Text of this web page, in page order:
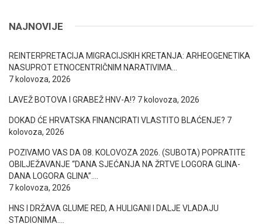
NAJNOVIJE
REINTERPRETACIJA MIGRACIJSKIH KRETANJA: ARHEOGENETIKA
NASUPROT ETNOCENTRIČNIM NARATIVIMA…
7 kolovoza, 2026
LAVEŽ BOTOVA I GRABEŽ HNV-A!? 7 kolovoza, 2026
DOKAD ĆE HRVATSKA FINANCIRATI VLASTITO BLAĆENJE? 7
kolovoza, 2026
POZIVAMO VAS DA 08. KOLOVOZA 2026. (SUBOTA) POPRATITE
OBILJEŽAVANJE “DANA SJEĆANJA NA ŽRTVE LOGORA GLINA-
DANA LOGORA GLINA”….
7 kolovoza, 2026
HNS I DRŽAVA GLUME RED, A HULIGANI I DALJE VLADAJU
STADIONIMA….